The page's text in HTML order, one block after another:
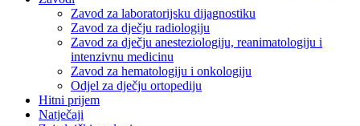
Zavod za laboratorijsku dijagnostiku
Zavod za dječju radiologiju
Zavod za dječju anesteziologiju, reanimatologiju i
intenzivnu medicinu
Zavod za hematologiju i onkologiju
Odjel za dječju ortopediju
Hitni prijem
Natječaji